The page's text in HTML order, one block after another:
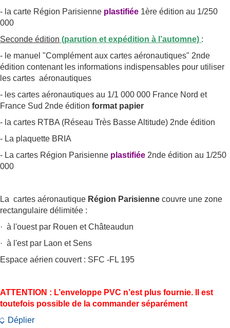
- la carte Région Parisienne plastifiée 1ère édition au 1/250
000
Seconde édition (parution et expédition à l’automne) :
- le manuel "Complément aux cartes aéronautiques" 2nde
édition contenant les informations indispensables pour utiliser
les cartes aéronautiques
- les cartes aéronautiques au 1/1 000 000 France Nord et
France Sud 2nde édition format papier
- la cartes RTBA (Réseau Très Basse Altitude) 2nde édition
- La plaquette BRIA
- La cartes Région Parisienne plastifiée 2nde édition au 1/250
000
La cartes aéronautique Région Parisienne couvre une zone
rectangulaire délimitée :
· à l'ouest par Rouen et Châteaudun
· à l'est par Laon et Sens
Espace aérien couvert : SFC -FL 195
ATTENTION : L’enveloppe PVC n’est plus fournie. Il est
toutefois possible de la commander séparément
Déplier